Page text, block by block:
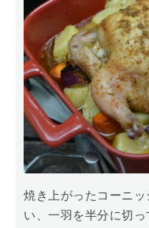
焼き上がったコーニ
い、一羽を半分に切